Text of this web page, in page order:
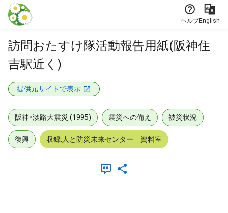
本文に飛ぶ
ヘルプEnglish
訪問おたすけ隊活動報告用紙(阪神住
吉駅近く)
提供元サイトで表示
阪神・淡路大震災 (1995) 震災への備え 被災状況
復興 収録:人と防災未来センター 資料室